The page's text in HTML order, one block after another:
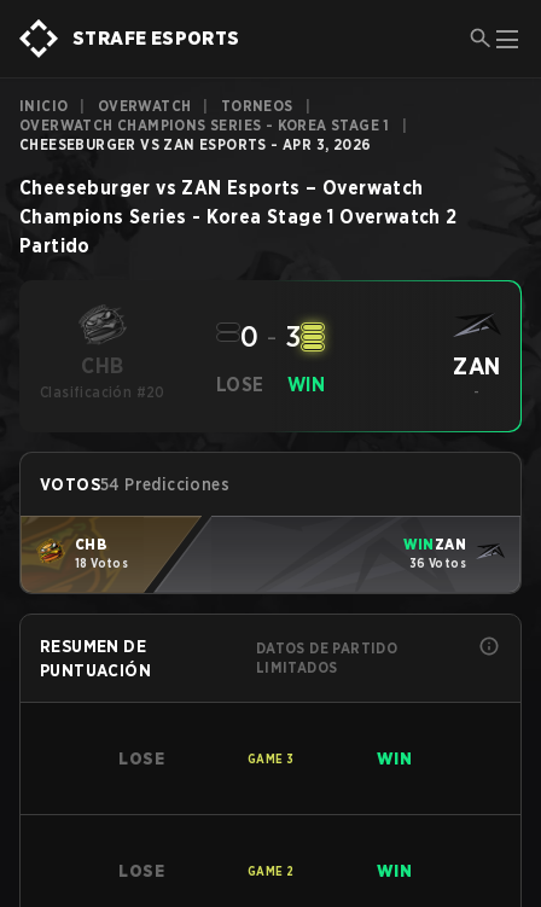
STRAFE ESPORTS
INICIO OVERWATCH TORNEOS
OVERWATCH CHAMPIONS SERIES - KOREA STAGE 1
CHEESEBURGER VS ZAN ESPORTS - APR 3, 2026
Cheeseburger vs ZAN Esports – Overwatch
Champions Series - Korea Stage 1 Overwatch 2
Partido
CHB
Clasificación #20 LOSE
0 - 3
WIN
ZAN
-
VOTOS54 Predicciones
CHB
18 Votos
WIN ZAN
36 Votos
RESUMEN DE
PUNTUACIÓN
DATOS DE PARTIDO
LIMITADOS
LOSE GAME 3 WIN
LOSE GAME 2 WIN